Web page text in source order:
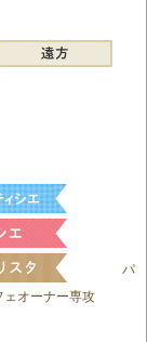
パ
ェオーナー専攻